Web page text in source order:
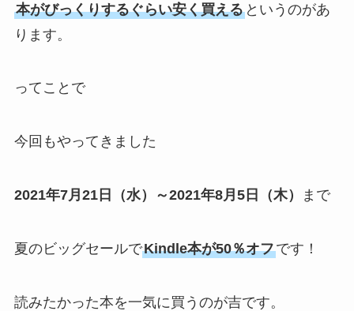
本がびっくりするぐらい安く買えるというのがあ
ります。
ってことで
今回もやってきました
2021年7月21日（水）～2021年8月5日（木） まで
夏のビッグセールでKindle本が50％オフです！
読みたかった本を一気に買うのが吉です。